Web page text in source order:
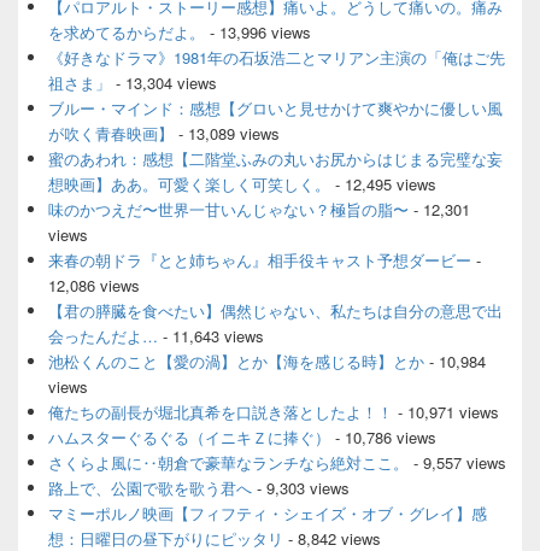
【パロアルト・ストーリー感想】痛いよ。どうして痛いの。痛み
を求めてるからだよ。
- 13,996 views
《好きなドラマ》1981年の石坂浩二とマリアン主演の「俺はご先
祖さま」 - 13,304 views
ブルー・マインド：感想【グロいと見せかけて爽やかに優しい風
が吹く青春映画】
- 13,089 views
蜜のあわれ：感想【二階堂ふみの丸いお尻からはじまる完璧な妄
想映画】ああ。可愛く楽しく可笑しく。
- 12,495 views
味のかつえだ〜世界一甘いんじゃない？極旨の脂〜 - 12,301
views
来春の朝ドラ『とと姉ちゃん』相手役キャスト予想ダービー -
12,086 views
【君の膵臓を食べたい】偶然じゃない、私たちは自分の意思で出
会ったんだよ… - 11,643 views
池松くんのこと【愛の渦】とか【海を感じる時】とか - 10,984
views
俺たちの副長が堀北真希を口説き落としたよ！！ - 10,971 views
ハムスターぐるぐる（イニキＺに捧ぐ）
- 10,786 views
さくらよ風に‥朝倉で豪華なランチなら絶対ここ。
- 9,557 views
路上で、公園で歌を歌う君へ - 9,303 views
マミーポルノ映画【フィフティ・シェイズ・オブ・グレイ】感
想：日曜日の昼下がりにピッタリ - 8,842 views